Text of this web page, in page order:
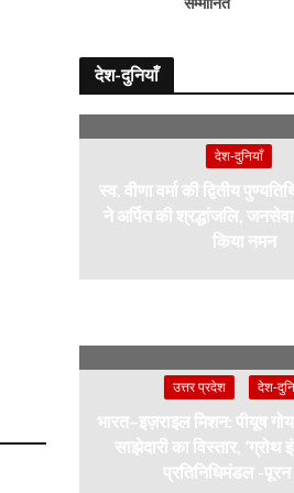
देश-दुनियाँ
देश-दुनियाँ
स्व. वीणा वर्मा की द्वितीय
ने अर्पित की श्रद्धांजलि,
किया नमन
उत्तर प्रदेश देश-
भारत–इज़राइल मिशन: पीयूष
साझेदारी का विस्तार, ‘ग्रोथ
प्रतिनिधिमंडल -पूरन